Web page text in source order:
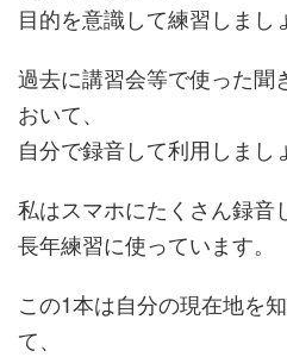
目的を意識して練習しまし
過去に講習会等で使った聞
おいて、
自分で録音して利用しまし
私はスマホにたくさん録音
長年練習に使っています。
この1本は自分の現在地を
て、